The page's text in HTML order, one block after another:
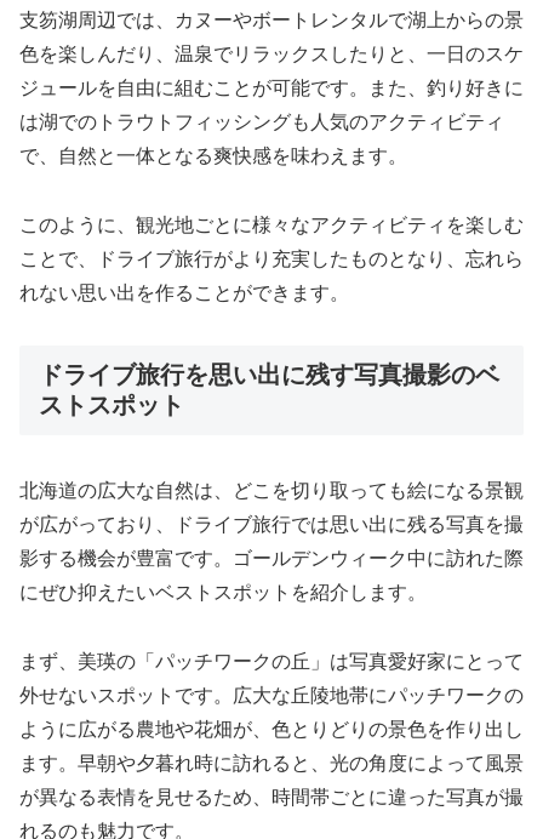
支笏湖周辺では、カヌーやボートレンタルで湖上からの景
色を楽しんだり、温泉でリラックスしたりと、一日のスケ
ジュールを自由に組むことが可能です。また、釣り好きに
は湖でのトラウトフィッシングも人気のアクティビティ
で、自然と一体となる爽快感を味わえます。
このように、観光地ごとに様々なアクティビティを楽しむ
ことで、ドライブ旅行がより充実したものとなり、忘れら
れない思い出を作ることができます。
ドライブ旅行を思い出に残す写真撮影のベ
ストスポット
北海道の広大な自然は、どこを切り取っても絵になる景観
が広がっており、ドライブ旅行では思い出に残る写真を撮
影する機会が豊富です。ゴールデンウィーク中に訪れた際
にぜひ抑えたいベストスポットを紹介します。
まず、美瑛の「パッチワークの丘」は写真愛好家にとって
外せないスポットです。広大な丘陵地帯にパッチワークの
ように広がる農地や花畑が、色とりどりの景色を作り出し
ます。早朝や夕暮れ時に訪れると、光の角度によって風景
が異なる表情を見せるため、時間帯ごとに違った写真が撮
れるのも魅力です。